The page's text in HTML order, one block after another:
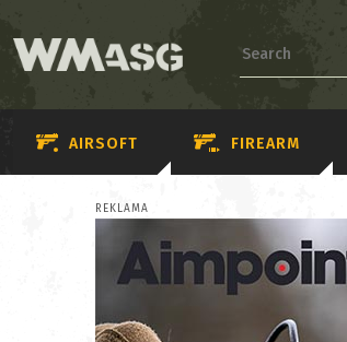
AIRSOFT FIREARM
REKLAMA